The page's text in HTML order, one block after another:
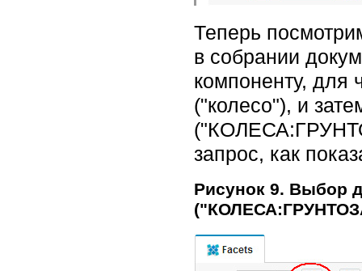
Теперь
в собрании
компоненту, для
("колесо"), и
запрос, как
Рисунок 9. Выбор